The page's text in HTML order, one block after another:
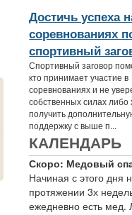
Достичь успеха
соревнованиях
спортивный
Спортивный заговор
кто принимает участие в
соревнованиях и не
собственных силах либо
получить
поддержку с выше п...
КАЛЕНДАРЬ
Скоро: Медовый
Начиная с этого дня
протяжении 3х
ежедневно есть мед.